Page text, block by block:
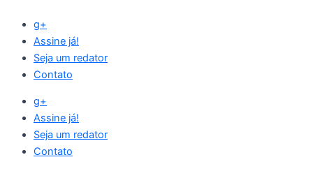
para
conteúdo
g+
Assine já!
Seja um redator
Contato
g+
Assine já!
Seja um redator
Contato